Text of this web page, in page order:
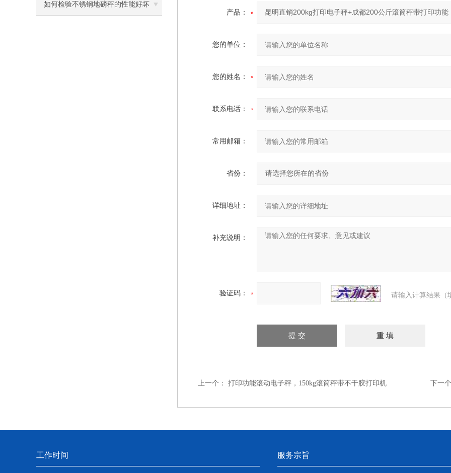
如何检验不锈钢地磅秤的性能好坏
产品：
您的单位：
您的姓名：
联系电话：
常用邮箱：
省份：
详细地址：
补充说明：
验证码： 请输入计算结果（
上一个： 打印功能滚动电子秤，150kg滚筒秤带不干胶打印机 下一个
工作时间 服务宗旨